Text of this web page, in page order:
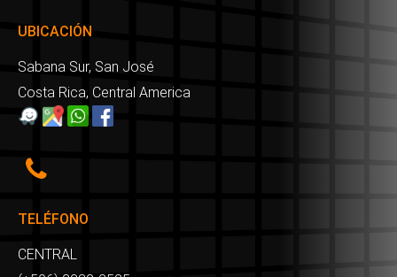
UBICACIÓN
Sabana Sur, San José
Costa Rica, Central America
TELÉFONO
CENTRAL